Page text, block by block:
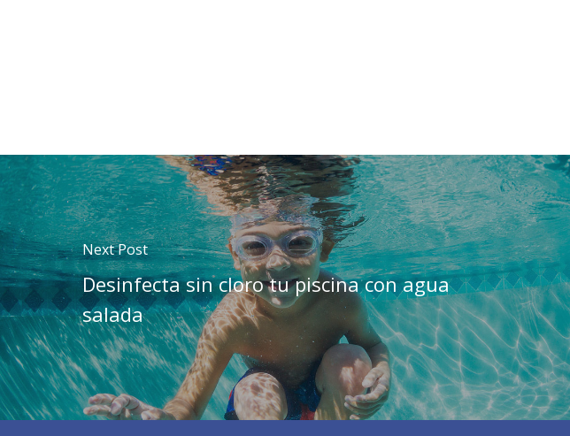
Next Post
Desinfecta sin cloro tu piscina con agua
salada